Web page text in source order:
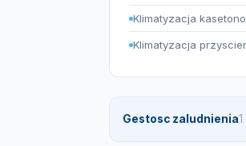
Klimatyzacja
Klimatyzacja
Gestosc zaludnienia